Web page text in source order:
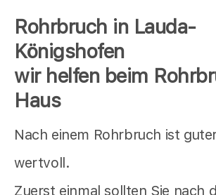
Rohrbruch in Lauda-
Königshofen
wir helfen beim
Haus
Nach einem Rohrbruch ist
wertvoll.
Zuerst einmal sollten Sie nach